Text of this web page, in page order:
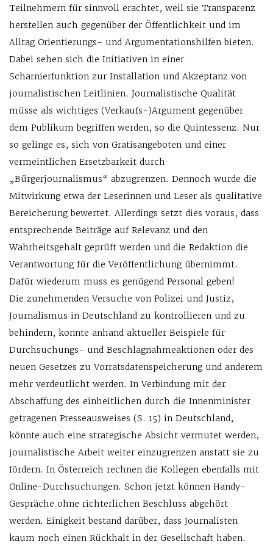
Teilnehmern für sinnvoll erachtet, weil sie Transparenz
herstellen auch gegenüber der Öffentlichkeit und im
Alltag Orientierungs- und Argumentationshilfen bieten.
Dabei sehen sich die Initiativen in einer
Scharnierfunktion zur Installation und Akzeptanz von
journalistischen Leitlinien. Journalistische Qualität
müsse als wichtiges (Verkaufs-)Argument gegenüber
dem Publikum begriffen werden, so die Quint­essenz. Nur
so gelinge es, sich von Gratis­angeboten und einer
vermeintlichen Ersetzbarkeit durch
„Bürgerjournalismus“ abzugrenzen. Dennoch wurde die
Mitwirkung etwa der Leserinnen und Leser als qualitative
Bereicherung bewertet. Allerdings setzt dies voraus, dass
entsprechende Beiträge auf Relevanz und den
Wahrheitsgehalt geprüft werden und die Redaktion die
Verantwortung für die Veröffent­lichung übernimmt.
Dafür wiederum muss es genügend Personal geben!
Die zunehmenden Versuche von Polizei und Justiz,
Journalismus in Deutschland zu kontrollieren und zu
behindern, konnte anhand aktueller Beispiele für
Durchsuchungs- und Beschlagnahme­aktionen oder des
neuen Gesetzes zu Vorratsdatenspeicherung und anderem
mehr verdeutlicht werden. In Verbindung mit der
Abschaffung des einheitlichen durch die Innenminister
getragenen Presseausweises (S. 15) in Deutschland,
könnte auch eine strategische Absicht vermutet werden,
journalistische Arbeit weiter einzugrenzen anstatt sie zu
fördern. In Österreich rechnen die Kollegen ebenfalls mit
Online-Durchsuchungen. Schon jetzt können Handy-
Gespräche ohne richterlichen Beschluss abgehört
werden. Einigkeit bestand darüber, dass Journalisten
kaum noch einen Rückhalt in der Gesellschaft haben.